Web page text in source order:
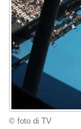
© foto di TV